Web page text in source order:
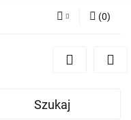
Zaloguj się
(0)
Szukaj